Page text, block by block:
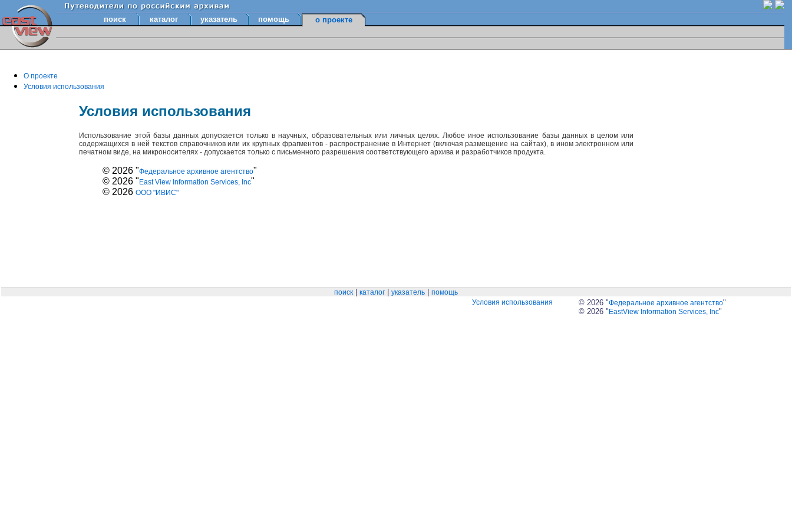
поиск каталог указатель помощь о проекте
О проекте
Условия использования
Условия использования
Использование этой базы данных допускается только в научных, образовательных или личных целях. Любое иное использование базы данных в целом или
содержащихся в ней текстов справочников или их крупных фрагментов - распространение в Интернет (включая размещение на сайтах), в ином электронном или
печатном виде, на микроносителях - допускается только с письменного разрешения соответствующего архива и разработчиков продукта.
© 2026 "Федеральное архивное агентство"
© 2026 " East View Information Services, Inc"
© 2026ООО "ИВИС"
поиск каталог указатель
помощь
Условия использования
© 2026 "Федеральное архивное агентство"
© 2026 " EastView Information Services, Inc"